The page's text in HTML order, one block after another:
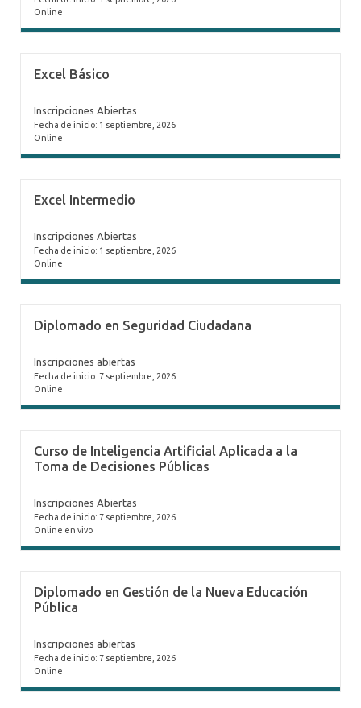
Online
Excel Básico
Inscripciones Abiertas
Fecha de inicio: 1 septiembre, 2026
Online
Excel Intermedio
Inscripciones Abiertas
Fecha de inicio: 1 septiembre, 2026
Online
Diplomado en Seguridad Ciudadana
Inscripciones abiertas
Fecha de inicio: 7 septiembre, 2026
Online
Curso de Inteligencia Artificial Aplicada a la
Toma de Decisiones Públicas
Inscripciones Abiertas
Fecha de inicio: 7 septiembre, 2026
Online en vivo
Diplomado en Gestión de la Nueva Educación
Pública
Inscripciones abiertas
Fecha de inicio: 7 septiembre, 2026
Online